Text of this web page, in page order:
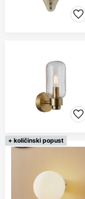
+ količinski popust